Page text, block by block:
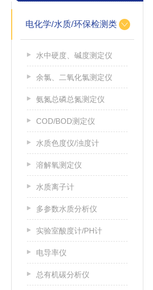
电化学/水质/环保检测类
水中硬度、碱度测定仪
余氯、二氧化氯测定仪
氨氮总磷总氮测定仪
COD/BOD测定仪
水质色度仪/浊度计
溶解氧测定仪
水质离子计
多参数水质分析仪
实验室酸度计/PH计
电导率仪
总有机碳分析仪